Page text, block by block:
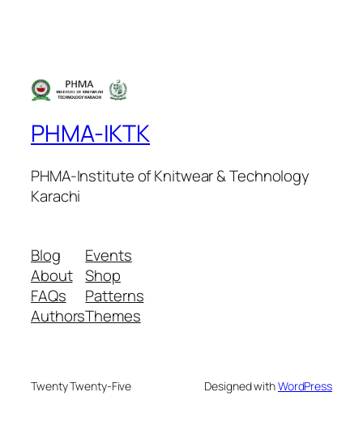
PHMA-IKTK
PHMA-Institute of Knitwear & Technology
Karachi
Blog
About
FAQs
Authors
Events
Shop
Patterns
Themes
Twenty Twenty-Five Designed withWordPress